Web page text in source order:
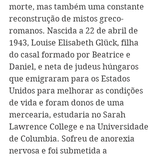
morte, mas também uma constante
reconstrução de mistos greco-
romanos. Nascida a 22 de abril de
1943, Louise Elisabeth Glück, filha
do casal formado por Beatrice e
Daniel, e neta de judeus húngaros
que emigraram para os Estados
Unidos para melhorar as condições
de vida e foram donos de uma
mercearia, estudaria no Sarah
Lawrence College e na Universidade
de Columbia. Sofreu de anorexia
nervosa e foi submetida a